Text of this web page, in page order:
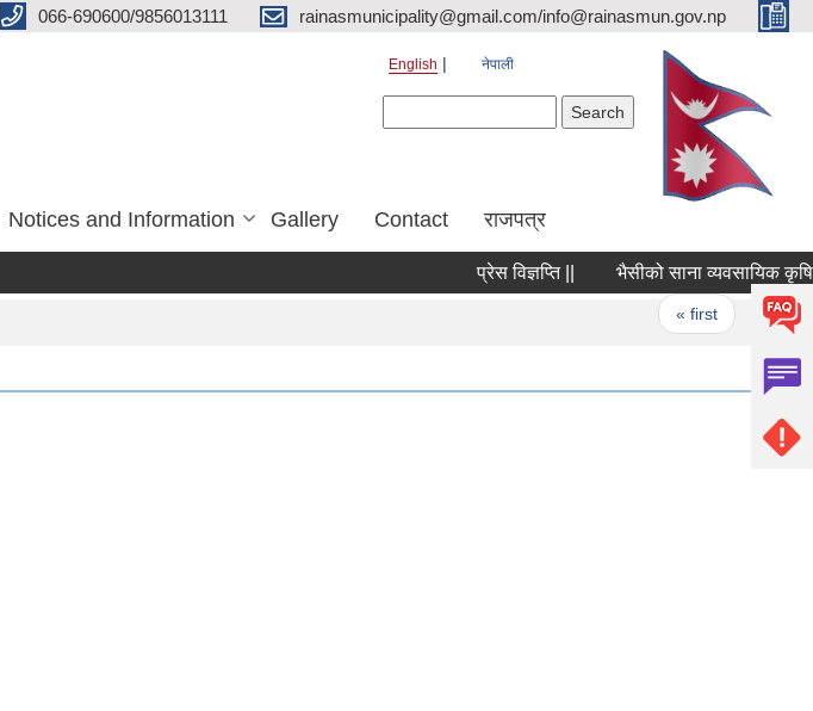
066-690600/9856013111 rainasmunicipality@gmail.com/info@rainasmun.gov.np
English नेपाली
Notices and Information Gallery Contact राजपत्र
प्रेस विज्ञप्ति || भैसीको साना व्यवसायिक
« first ‹